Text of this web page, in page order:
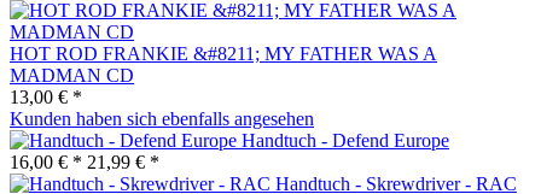
HOT ROD FRANKIE &#8211; MY FATHER WAS A
MADMAN CD
13,00 € *
Kunden haben sich ebenfalls angesehen
Handtuch - Defend Europe
16,00 € * 21,99 € *
Handtuch - Skrewdriver - RAC